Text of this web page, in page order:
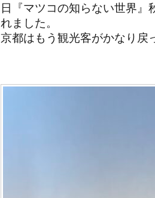
日『マツコの知らない世界』
れました。
京都はもう観光客がかなり戻